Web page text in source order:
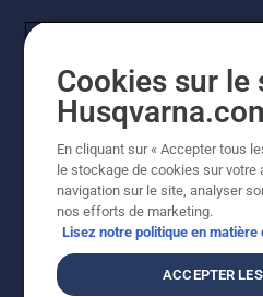
© Husqvarna AB (publ).
indiqués sont des prix de
contractuelles. Tous les prix
disponible pour
Cookies sur le
En cliquant sur « Accepter tous
le stockage de cookies sur votre
navigation sur le site, analyser
nos efforts de marketing.
Lisez notre politique en matière
ACCEPTER